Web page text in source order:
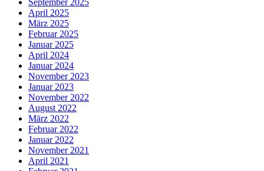
April 2025
März 2025
Februar 2025
Januar 2025
April 2024
Januar 2024
November 2023
Januar 2023
November 2022
August 2022
März 2022
Februar 2022
Januar 2022
November 2021
April 2021